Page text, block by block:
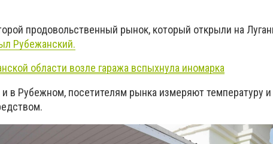
продовольственный рынок, который открыли на
Рубежанский.
области возле гаража вспыхнула иномарка
и в Рубежном, посетителям рынка измеряют температуру